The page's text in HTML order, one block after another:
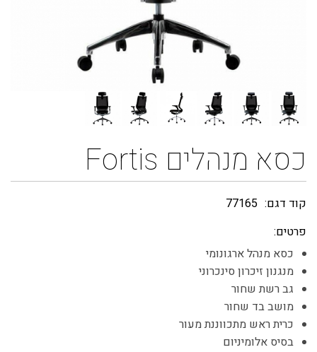
כסא מנהלים Fortis
קוד דגם: 77165
פרטים:
כסא מנהל ארגונומי
מנגנון זיכרון סינכרוני
גב רשת שחור
מושב בד שחור
כרית ראש מתכווננת מעור
בסיס אלומיניום